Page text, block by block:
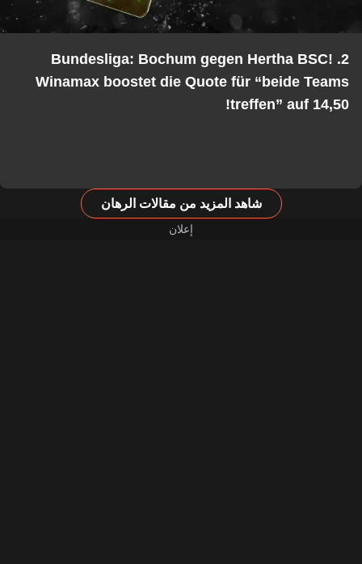
2. Bundesliga: Bochum gegen Hertha BSC!
Winamax boostet die Quote für “beide Teams
treffen” auf 14,50!
شاهد المزيد من مقالات الرهان